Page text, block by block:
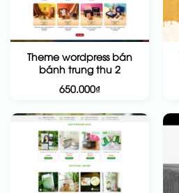
Theme wordpress bán
bánh trung thu 2
650.000₫